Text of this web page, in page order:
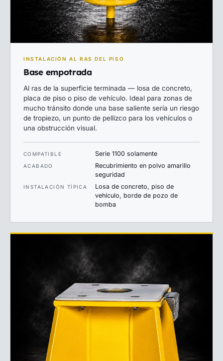
INSTALACIÓN AL RAS DEL PISO
Base empotrada
Al ras de la superficie terminada — losa de concreto,
placa de piso o piso de vehículo. Ideal para zonas de
mucho tránsito donde una base saliente sería un riesgo
de tropiezo, un punto de pellizco para los vehículos o
una obstrucción visual.
COMPATIBLE Serie 1100 solamente
ACABADO
Recubrimiento en polvo amarillo
seguridad
INSTALACIÓN TÍPICA
Losa de concreto, piso de
vehículo, borde de pozo de
bomba